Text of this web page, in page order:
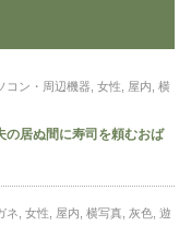
コン・周辺機器 女性 屋内 横
の居ぬ間に寿司を頼むおば
ネ 女性 屋内 横写真 灰色 遊